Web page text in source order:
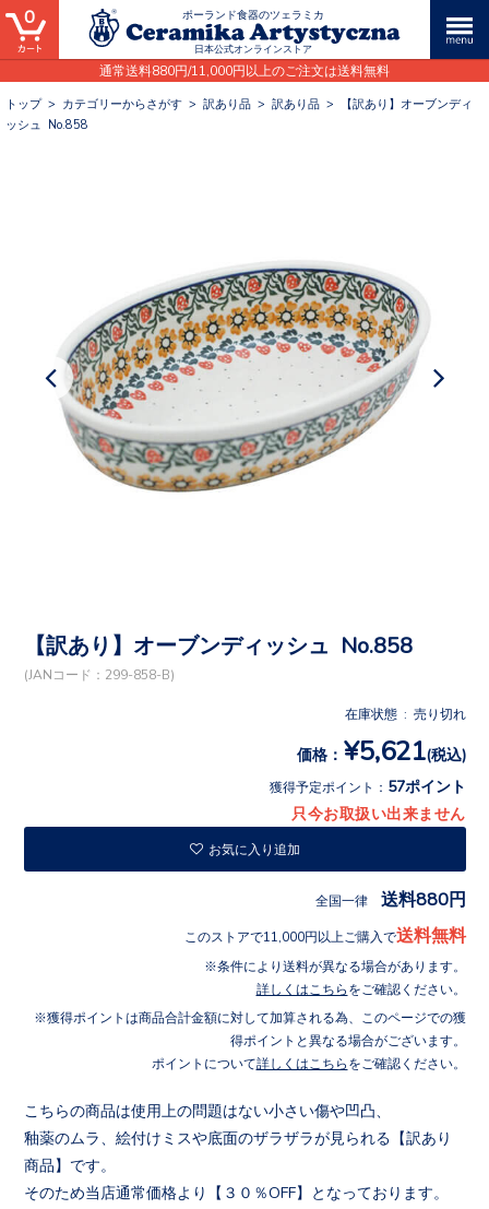
ポーランド食器のツェラミカ
日本公式オンラインストア
通常送料880円/11,000円以上のご注文は送料無料
0
トップ> カテゴリーからさがす > 訳あり品 > 訳あり品 >
【訳あり】オーブンディ
ッシュ No.858
【訳あり】オーブンディッシュ No.858
(JANコード：299-858-B)
在庫状態 : 売り切れ
価格： ¥5,621 (税込)
獲得予定ポイント： 57ポイント
只今お取扱い出来ません
お気に入り追加
全国一律 送料880円
このストアで11,000円以上ご購入で送料無料
条件により送料が異なる場合があります。
詳しくはこちら をご確認ください。
獲得ポイントは商品合計金額に対して加算される為、このページでの獲
得ポイントと異なる場合がございます。
ポイントについて詳しくはこちら をご確認ください。
こちらの商品は使用上の問題はない小さい傷や凹凸、
釉薬のムラ、絵付けミスや底面のザラザラが見られる【訳あり
商品 】です。
そのため当店通常価格より【３０％OFF】となっております。